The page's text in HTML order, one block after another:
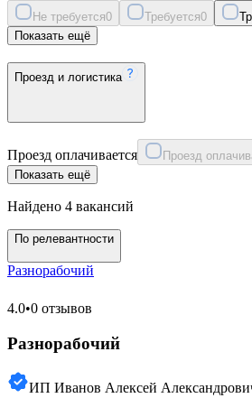
Не требуется0 Требуется0
Показать ещё
Проезд и логистика
Проезд оплачивается Проезд
Показать ещё
Найдено 4 вакансий
По релевантности
Разнорабочий
4.0•0 отзывов
Разнорабочий
ИП Иванов Алексей